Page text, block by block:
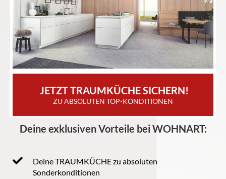
JETZT TRAUMKÜCHE SICHERN!
ZU ABSOLUTEN TOP-KONDITIONEN
Deine exklusiven Vorteile bei WOHNART:
Deine TRAUMKÜCHE zu absoluten
Sonderkonditionen